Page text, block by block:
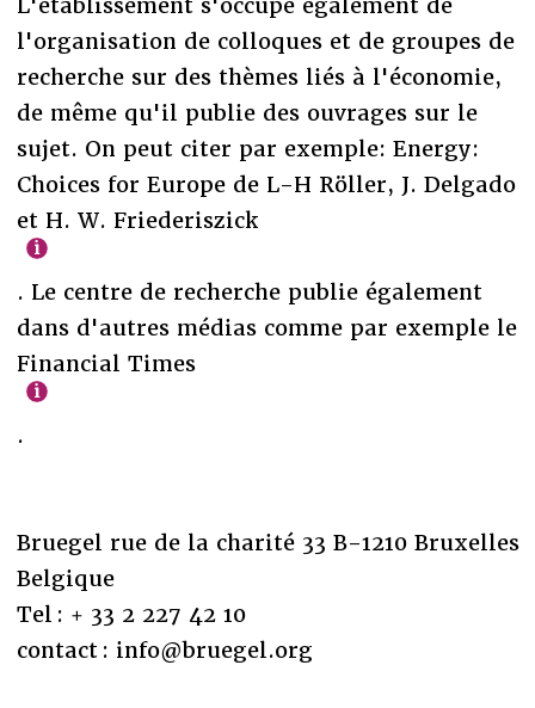
l'organisation de colloques et de groupes de
recherche sur des thèmes liés à l'économie,
de même qu'il publie des ouvrages sur le
sujet. On peut citer par exemple: Energy:
Choices for Europe de L-H Röller, J. Delgado
et H. W. Friederiszick
. Le centre de recherche publie également
dans d'autres médias comme par exemple le
Financial Times
.
Bruegel rue de la charité 33 B-1210 Bruxelles
Belgique
Tel : + 33 2 227 42 10
contact : info@bruegel.org